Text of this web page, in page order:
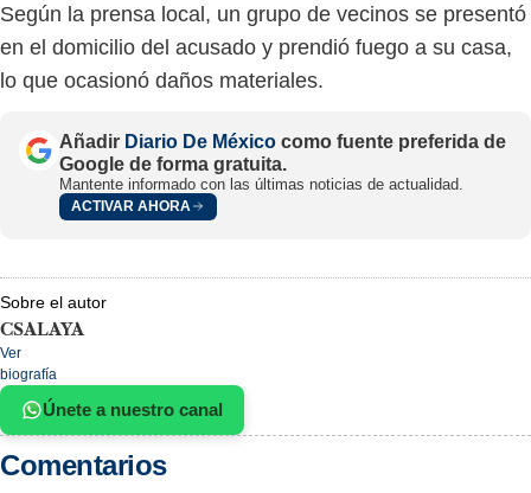
Según la prensa local, un grupo de vecinos se presentó
en el domicilio del acusado y prendió fuego a su casa,
lo que ocasionó daños materiales.
Añadir Diario De México como fuente preferida de
Google de forma gratuita.
Mantente informado con las últimas noticias de actualidad.
ACTIVAR AHORA
Sobre el autor
CSALAYA
Ver
biografía
Únete a nuestro canal
Comentarios